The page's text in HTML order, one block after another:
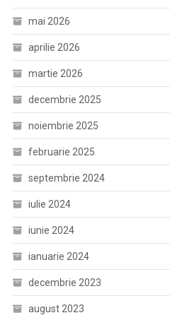
mai 2026
aprilie 2026
martie 2026
decembrie 2025
noiembrie 2025
februarie 2025
septembrie 2024
iulie 2024
iunie 2024
ianuarie 2024
decembrie 2023
august 2023